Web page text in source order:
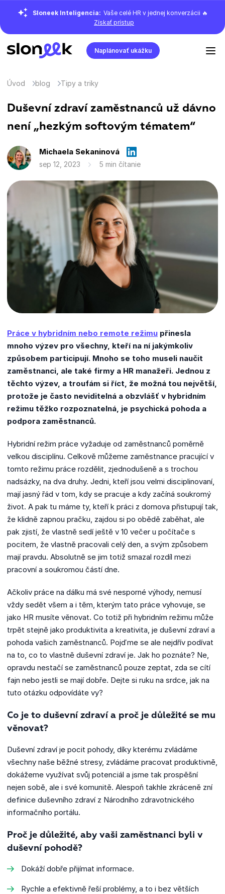
Sloneek Inteligencia: Vaše celé HR v jednej konverzácii 🔥
Získať prístup
Naplánovať ukážku
Úvod blog Tipy a triky
Duševní zdraví zaměstnanců už dávno
není „hezkým softovým tématem“
Michaela Sekaninová
sep 12, 2023 5 min čítanie
Práce v hybridním nebo remote režimu přinesla
mnoho výzev pro všechny, kteří na ní jakýmkoliv
způsobem participují. Mnoho se toho museli naučit
zaměstnanci, ale také firmy a HR manažeři. Jednou z
těchto výzev, a troufám si říct, že možná tou největší,
protože je často neviditelná a obzvlášť v hybridním
režimu těžko rozpoznatelná, je psychická pohoda a
podpora zaměstnanců.
Hybridní režim práce vyžaduje od zaměstnanců poměrně
velkou disciplínu. Celkově můžeme zaměstnance pracující v
tomto režimu práce rozdělit, zjednodušeně a s trochou
nadsázky, na dva druhy. Jedni, kteří jsou velmi disciplinovaní,
mají jasný řád v tom, kdy se pracuje a kdy začíná soukromý
život. A pak tu máme ty, kteří k práci z domova přistupují tak,
že klidně zapnou pračku, zajdou si po obědě zaběhat, ale
pak zjistí, že vlastně sedí ještě v 10 večer u počítače s
pocitem, že vlastně pracovali celý den, a svým způsobem
mají pravdu. Absolutně se jim totiž smazal rozdíl mezi
pracovní a soukromou částí dne.
Ačkoliv práce na dálku má své nesporné výhody, nemusí
vždy sedět všem a i těm, kterým tato práce vyhovuje, se
jako HR musíte věnovat. Co totiž při hybridním režimu může
trpět stejně jako produktivita a kreativita, je duševní zdraví a
pohoda vašich zaměstnanců. Pojďme se ale nejdřív podívat
na to, co to vlastně duševní zdraví je. Jak ho poznáte? Ne,
opravdu nestačí se zaměstnanců pouze zeptat, zda se cítí
fajn nebo jestli se mají dobře. Dejte si ruku na srdce, jak na
tuto otázku odpovídáte vy?
Co je to duševní zdraví a proč je důležité se mu
věnovat?
Duševní zdraví je pocit pohody, díky kterému zvládáme
všechny naše běžné stresy, zvládáme pracovat produktivně,
dokážeme využívat svůj potenciál a jsme tak prospěšní
nejen sobě, ale i své komunitě. Alespoň takhle zkráceně zní
definice duševního zdraví z Národního zdravotnického
informačního portálu.
Proč je důležité, aby vaši zaměstnanci byli v
duševní pohodě?
Dokáží dobře přijímat informace.
Rychle a efektivně řeší problémy, a to i bez větších